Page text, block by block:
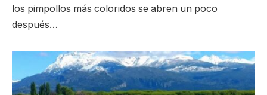
los pimpollos más coloridos se abren un poco
después…